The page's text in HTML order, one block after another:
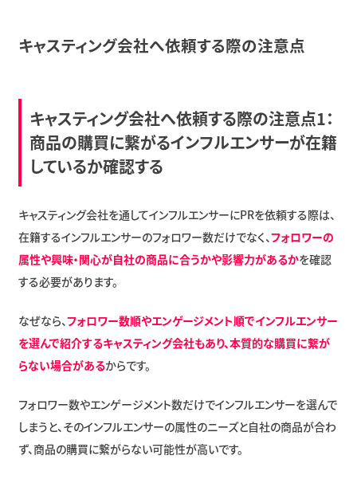
キャスティング会社へ依頼する際の注意点
キャスティング会社へ依頼する際の注意点1：
商品の購買に繋がるインフルエンサーが在籍
しているか確認する
キャスティング会社を通してインフルエンサーにPRを依頼する際は、
在籍するインフルエンサーのフォロワー数だけでなく、フォロワーの
属性や興味・関心が自社の商品に合うかや影響力があるかを確認
する必要があります。
なぜなら、フォロワー数順やエンゲージメント順でインフルエンサー
を選んで紹介するキャスティング会社もあり、本質的な購買に繋が
らない場合があるからです。
フォロワー数やエンゲージメント数だけでインフルエンサーを選んで
しまうと、そのインフルエンサーの属性のニーズと自社の商品が合わ
ず、商品の購買に繋がらない可能性が高いです。